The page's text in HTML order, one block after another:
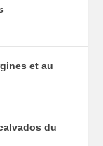
et au
du